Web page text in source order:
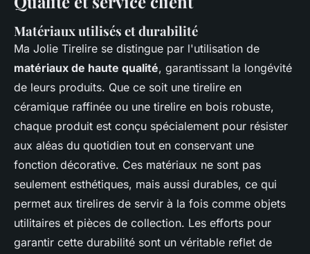
Matériaux utilisés et durabilité
Ma Jolie Tirelire se distingue par l'utilisation de
matériaux de haute qualité, garantissant la longévité
de leurs produits. Que ce soit une tirelire en
céramique raffinée ou une tirelire en bois robuste,
chaque produit est conçu spécialement pour résister
aux aléas du quotidien tout en conservant une
fonction décorative. Ces matériaux ne sont pas
seulement esthétiques, mais aussi durables, ce qui
permet aux tirelires de servir à la fois comme objets
utilitaires et pièces de collection. Les efforts pour
garantir cette durabilité sont un véritable reflet de